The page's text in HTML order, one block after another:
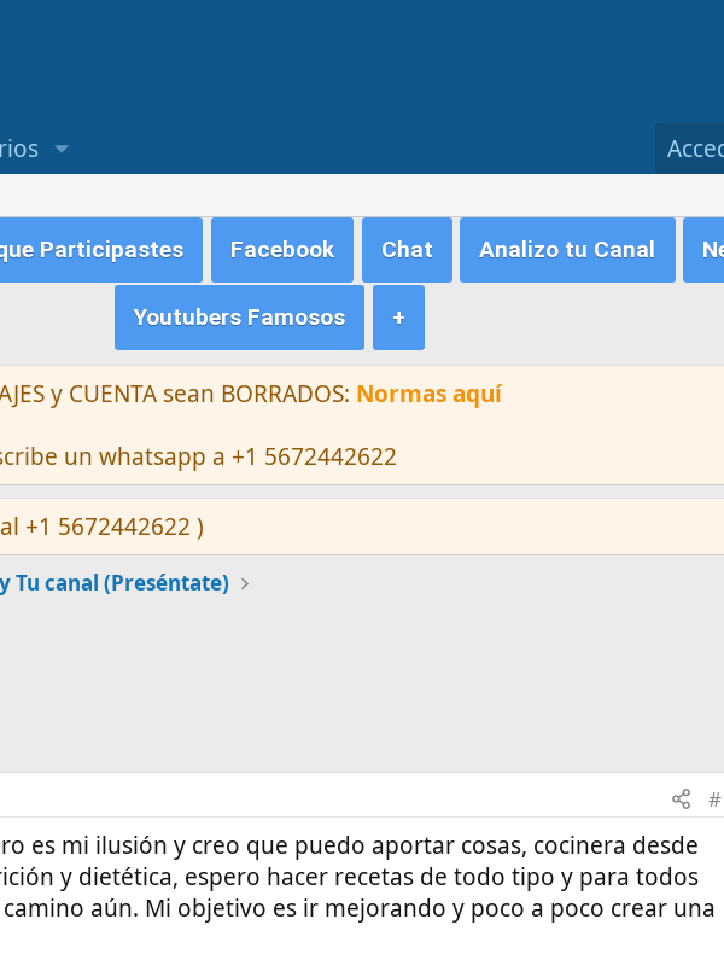
Participastes Facebook Chat Analizo tu Canal
Youtubers Famosos +
y CUENTA sean BORRADOS: Normas aquí
un whatsapp a +1 5672442622
+1 5672442622 )
Tu canal (Preséntate)
es mi ilusión y creo que puedo aportar cosas, cocinera desde
y dietética, espero hacer recetas de todo tipo y para todos
aún. Mi objetivo es ir mejorando y poco a poco crear una